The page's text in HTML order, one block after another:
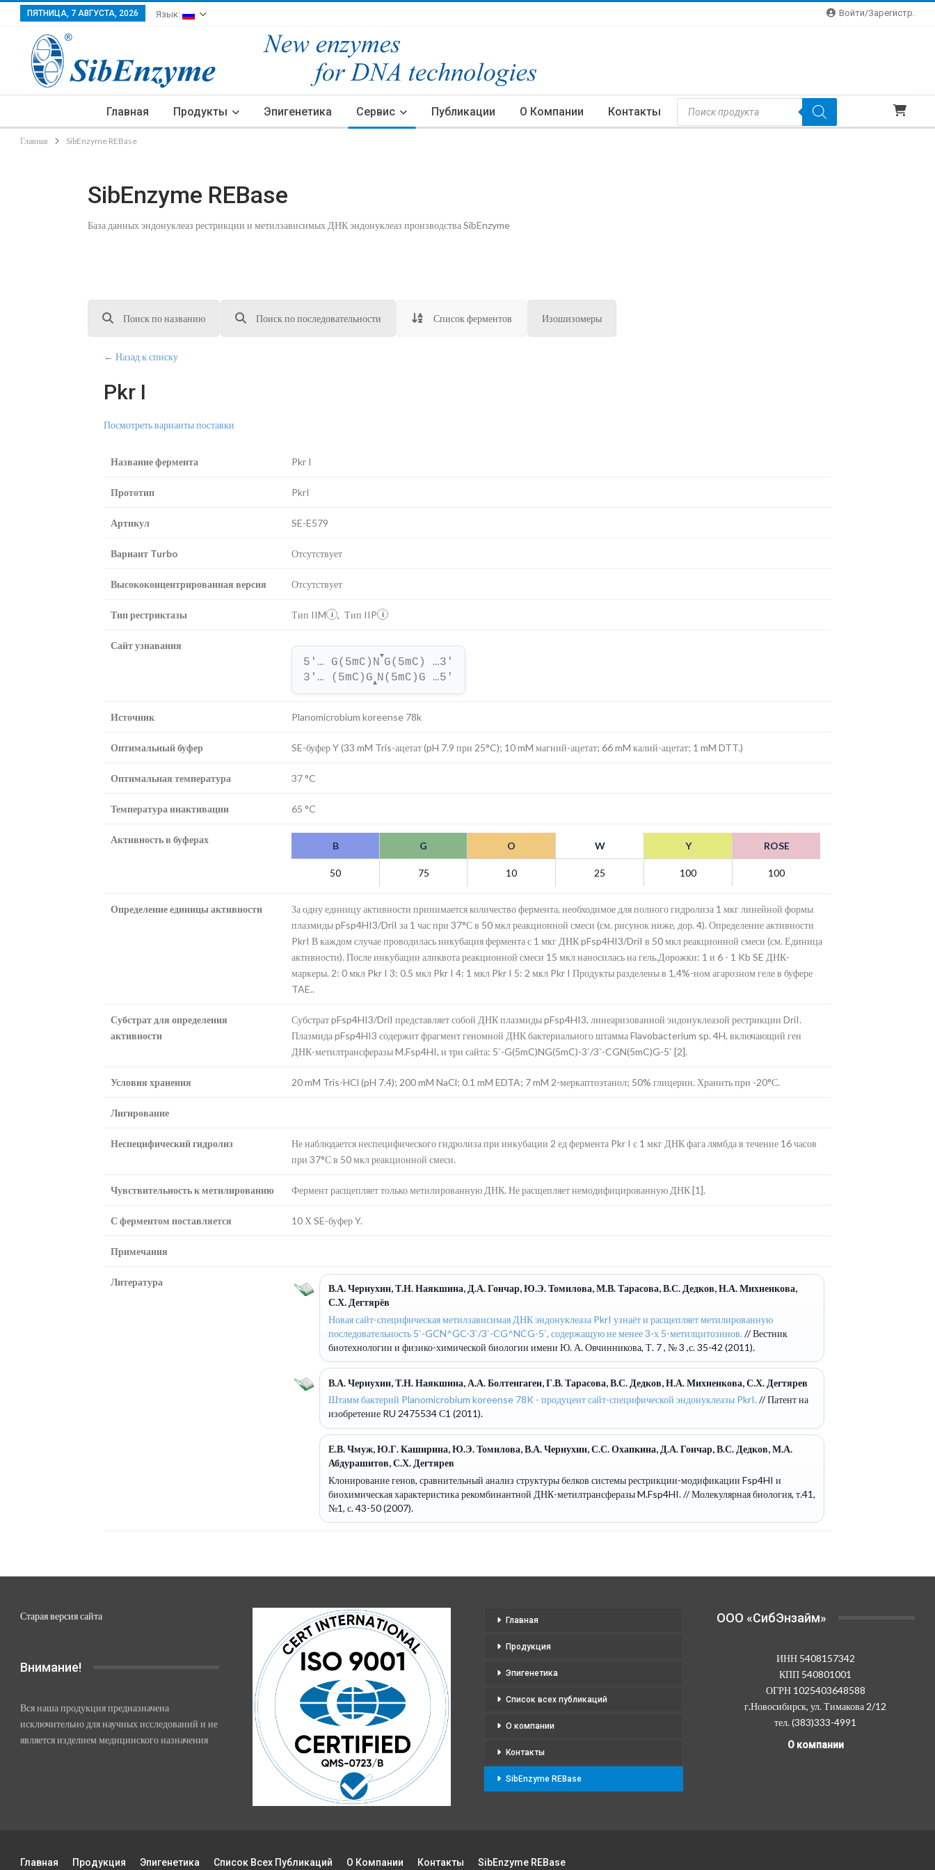
Войти/зарегистр.
ПЯТНИЦА, 7 АВГУСТА, 2026 Язык:
Главная Продукты Эпигенетика Сервис Публикации О Компании Контакты
Поиск
Товаров
Главная SibEnzyme REBase
SibEnzyme REBase
База данных эндонуклеаз рестрикции и метилзависимых ДНК эндонуклеаз производства SibEnzyme
Поиск по названию Поиск по последовательности Список ферментов Изошизомеры
← Назад к списку
Pkr I
Посмотреть варианты поставки
Название фермента Pkr I
Прототип PkrI
Артикул SE-E579
Вариант Turbo Отсутствует
Высококонцентрированная версия Отсутствует
Тип рестриктазы Тип IIM i , Тип IIP i
Сайт узнавания
5'… G(5mC)N
▼
G(5mC) …3'
3'… (5mC)G▲N(5mC)G …5'
Источник Planomicrobium koreense 78k
Оптимальный буфер SE-буфер Y (33 mM Tris-ацетат (pH 7.9 при 25°C); 10 mM магний-ацетат; 66 mM калий-ацетат; 1 mM DTT.)
Оптимальная температура 37 °C
Температура инактивации 65 °C
Активность в буферах
B G O W Y ROSE
50 75 10 25 100 100
Определение единицы активности
За одну единицу активности принимается количество фермента, необходимое для полного гидролиза 1 мкг линейной формы
плазмиды pFsp4HI3/DriI за 1 час при 37°С в 50 мкл реакционной смеси (см. рисунок ниже, дор. 4). Определение активности
PkrI В каждом случае проводилась инкубация фермента с 1 мкг ДНК pFsp4HI3/DriI в 50 мкл реакционной смеси (см. Единица
активности). После инкубации аликвота реакционной смеси 15 мкл наносилась на гель.Дорожки: 1 и 6 - 1 Kb SE ДНК-
маркеры. 2: 0 мкл Pkr I 3: 0.5 мкл Pkr I 4: 1 мкл Pkr I 5: 2 мкл Pkr I Продукты разделены в 1,4%-ном агарозном геле в буфере
TAE..
Субстрат для определения
активности
Субстрат pFsp4HI3/DriI представляет собой ДНК плазмиды pFsp4HI3, линеаризованной эндонуклеазой рестрикции DriI.
Плазмида pFsp4HI3 содержит фрагмент геномной ДНК бактериального штамма Flavobacterium sp. 4H, включающий ген
ДНК-метилтрансферазы M.Fsp4HI, и три сайта: 5`-G(5mC)NG(5mC)-3`/3`-CGN(5mC)G-5` [2].
Условия хранения 20 mM Tris-HCl (pH 7.4); 200 mM NaCl; 0.1 mM EDTA; 7 mM 2-меркаптоэтанол; 50% глицерин. Хранить при -20°С.
Лигирование
Неспецифический гидролиз
Не наблюдается неспецифического гидролиза при инкубации 2 ед фермента Pkr I с 1 мкг ДНК фага лямбда в течение 16 часов
при 37°С в 50 мкл реакционной смеси.
Чувствительность к метилированию Фермент расщепляет только метилированную ДНК. Не расщепляет немодифицированную ДНК [1].
С ферментом поставляется 10 Х SE-буфер Y.
Примечания
Литература
В.А. Чернухин, Т.Н. Наякшина, Д.А. Гончар, Ю.Э. Томилова, М.В. Тарасова, В.С. Дедков, Н.А. Михненкова,
С.Х. Дегтярёв
Новая сайт-специфическая метилзависимая ДНК эндонуклеаза PkrI узнаёт и расщепляет метилированную
последовательность 5`-GCN^GC-3`/3`-CG^NCG-5`, содержащую не менее 3-х 5-метилцитозинов. // Вестник
биотехнологии и физико-химической биологии имени Ю. А. Овчинникова, Т. 7 , № 3 ,с. 35-42 (2011).
В.А. Чернухин, Т.Н. Наякшина, А.А. Болтенгаген, Г.В. Тарасова, В.С. Дедков, Н.А. Михненкова, С.Х. Дегтярев
Штамм бактерий Planomicrobium koreense 78K - продуцент сайт-специфической эндонуклеазы PkrI.// Патент на
изобретение RU 2475534 С1 (2011).
Е.В. Чмуж, Ю.Г. Каширина, Ю.Э. Томилова, В.А. Чернухин, С.С. Охапкина, Д.А. Гончар, В.С. Дедков, М.А.
Абдурашитов, С.Х. Дегтярев
Клонирование генов, сравнительный анализ структуры белков системы рестрикции-модификации Fsp4HI и
биохимическая характеристика рекомбинантной ДНК-метилтрансферазы M.Fsp4HI.// Молекулярная биология, т.41,
№1, с. 43-50 (2007).
Старая версия сайта
Внимание!
Вся наша продукция предназначена
исключительно для научных исследований и не
является изделием медицинского назначения
Главная
Продукция
Эпигенетика
Список всех публикаций
О компании
Контакты
SibEnzyme REBase
OOO «СибЭнзайм»
ИНН 5408157342
КПП 540801001
ОГРН 1025403648588
г.Новосибирск, ул. Тимакова 2/12
тел. (383)333-4991
О компании
Главная Продукция Эпигенетика Список Всех Публикаций О Компании Контакты SibEnzyme REBase